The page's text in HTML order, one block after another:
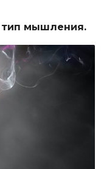
тип мышления.